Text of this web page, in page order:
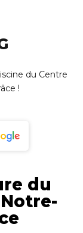
du Centre
!
du